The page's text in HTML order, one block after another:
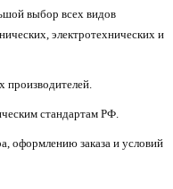
выбор всех видов
электротехнических и
производителей.
стандартам РФ.
оформлению заказа и условий